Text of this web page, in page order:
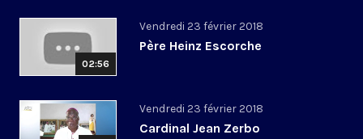
02:56
Vendredi 23 février 2018
Père Heinz Escorche
Vendredi 23 février 2018
Cardinal Jean Zerbo